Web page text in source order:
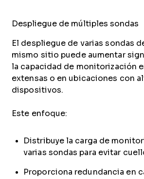
Despliegue de múltiples sondas
El despliegue de varias sondas
mismo sitio puede aumentar
la capacidad de monitorización
extensas o en ubicaciones con
dispositivos.
Este enfoque:
Distribuye la carga de
varias sondas para evitar
Proporciona redundancia en